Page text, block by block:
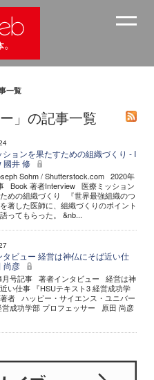
一覧
」の記事一覧
ションを果たすための組織づくり - I
國井 修
Sohm / Shutterstock.com 2020年
Book 著者Interview 医療ミッション
めの組織づくり 『世界最強組織のつ
著した医師に、組織づくりのポイント
ってもらった。 &nb...
タビュー 経営は神仏にそば近い仕
尚彦
月号記事 著者インタビュー 経営は神
い仕事 『HSUテキスト3 経営成功学
著者 ハッピー・サイエンス・ユニバー
営成功学部 プロフェッサー 原田 尚彦